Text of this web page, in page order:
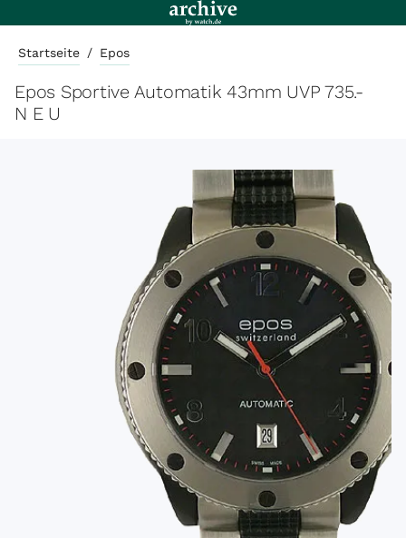
Startseite / Epos
Epos Sportive Automatik 43mm UVP 735.-
N E U